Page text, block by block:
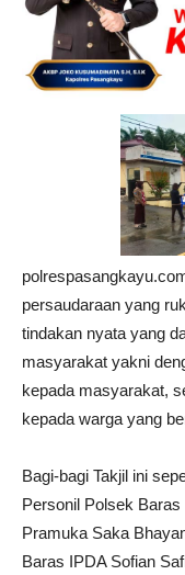
persaudaraan yang
tindakan nyata yang
masyarakat yakni
kepada masyarakat,
kepada warga yang
Bagi-bagi Takjil ini
Personil Polsek
Pramuka Saka
Baras IPDA Sofian